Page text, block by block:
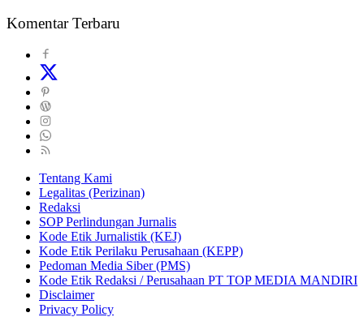
Komentar Terbaru
Tentang Kami
Legalitas (Perizinan)
Redaksi
SOP Perlindungan Jurnalis
Kode Etik Jurnalistik (KEJ)
Kode Etik Perilaku Perusahaan (KEPP)
Pedoman Media Siber (PMS)
Kode Etik Redaksi / Perusahaan PT TOP MEDIA MANDIRI
Disclaimer
Privacy Policy